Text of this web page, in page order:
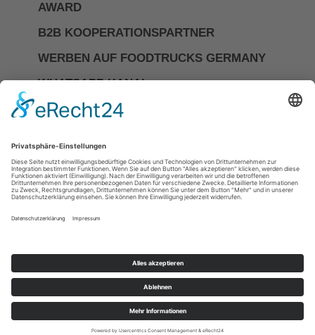
AWARD
B2B KOOPERATIONSPARTNER
WERBEN AUF FOODTRUCKS GERMANY
WHATSAPP KANAL
Investor Relations
Impressum
Datenschutzerkläerung
Allgemeine Geschäftsbedingungen
Cookie-Einstellungen
DIE NR.1 FÜR FOODTRUCKS &
MOBILES CATERING IN
DEUTSCHLAND